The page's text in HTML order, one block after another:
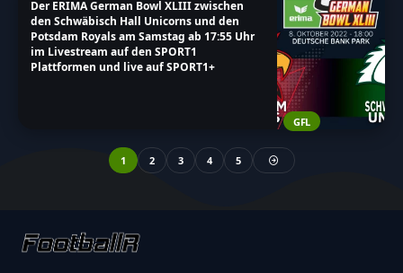
GFL
Der ERIMA German Bowl XLIII zwischen
den Schwäbisch Hall Unicorns und den
Potsdam Royals am Samstag ab 17:55 Uhr
im Livestream auf den SPORT1
Plattformen und live auf SPORT1+
1 2 3 4 5